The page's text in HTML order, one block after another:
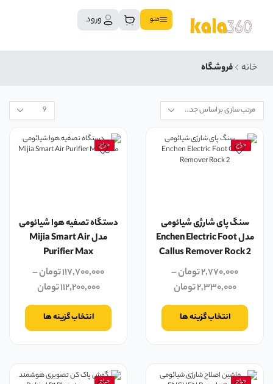
منو ورود
خانه فروشگاه
حراج
سنگ پای شارژی شیائومی
مدل Enchen Electric Foot
Callus Remover Rock 2
۲,۷۷۰,۰۰۰تومان–
۲,۳۳۰,۰۰۰تومان
انتخاب گزینه ها
حراج
دستگاه تصفیه هوا شیائومی
مدل Mijia Smart Air
Purifier Max
۱۱۷,۷۰۰,۰۰۰تومان–
۱۱۲,۲۰۰,۰۰۰تومان
انتخاب گزینه ها
حراج حراج